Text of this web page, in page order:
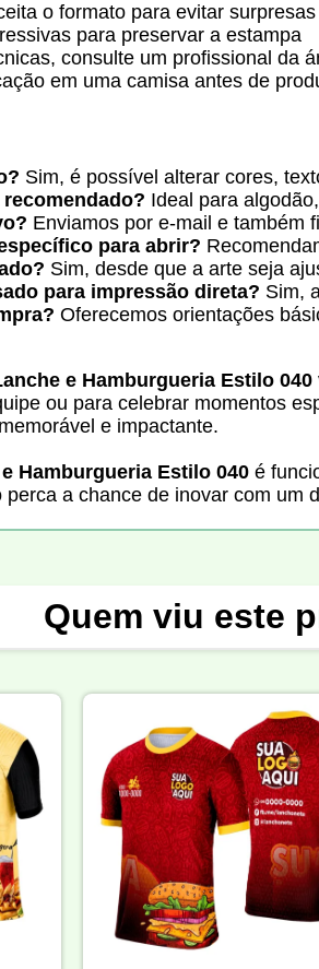
o formato para evitar surpresas
para preservar a estampa
consulte um profissional da
em uma camisa antes de
Sim, é possível alterar cores,
Ideal para
Enviamos por e-mail e também
para abrir?
Sim, desde que a arte seja
para impressão direta? Sim,
Oferecemos orientações
e Hamburgueria Estilo 040
ou para celebrar momentos
e impactante.
Hamburgueria Estilo 040 é
a chance de inovar com um
Quem viu este